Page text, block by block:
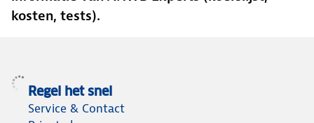
kosten, tests).
Regel het snel
Service & Contact